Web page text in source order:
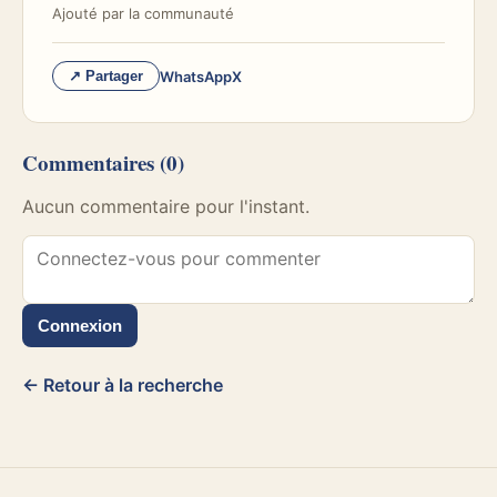
Ajouté par la communauté
↗ Partager WhatsAppX
Commentaires (0)
Aucun commentaire pour l'instant.
Connexion
← Retour à la recherche